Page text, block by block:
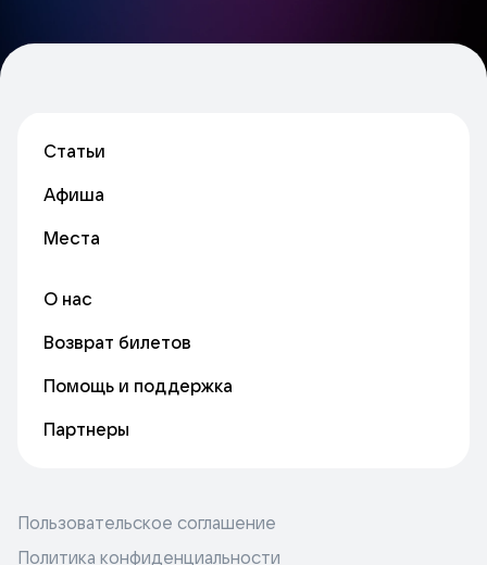
Статьи
Афиша
Места
О нас
Возврат билетов
Помощь и поддержка
Партнеры
Пользовательское соглашение
Политика конфиденциальности